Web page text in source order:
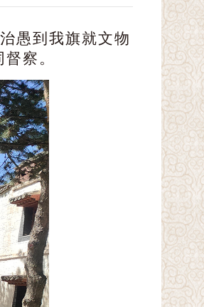
愚到我旗就文物
督察。